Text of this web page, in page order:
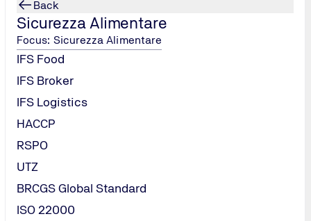
Back
Sicurezza Alimentare
Focus: Sicurezza Alimentare
IFS Food
IFS Broker
IFS Logistics
HACCP
RSPO
UTZ
BRCGS Global Standard
ISO 22000
necessaria per avviare l’iter di certificazione;
Sistema di Gestione per la Sostenibilità attraverso il
positivo);